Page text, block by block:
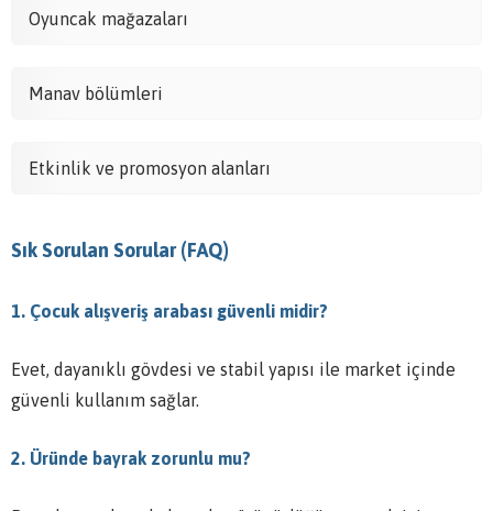
Oyuncak mağazaları
Manav bölümleri
Etkinlik ve promosyon alanları
Sık Sorulan Sorular (FAQ)
1. Çocuk alışveriş arabası güvenli midir?
Evet, dayanıklı gövdesi ve stabil yapısı ile market içinde
güvenli kullanım sağlar.
2. Üründe bayrak zorunlu mu?